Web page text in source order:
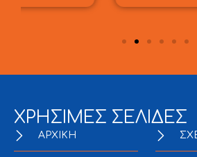
ΧΡΗΣΙΜΕΣ ΣΕΛΙΔΕΣ
ΑΡΧΙΚΗ